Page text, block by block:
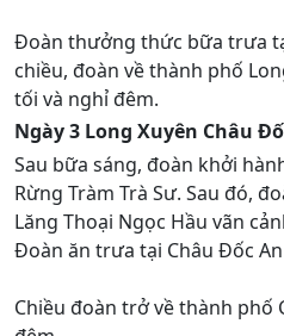
Đoàn thưởng thức bữa trưa
chiều, đoàn về thành phố
tối và nghỉ đêm.
Ngày 3 Long Xuyên Châu
Sau bữa sáng, đoàn khởi
Rừng Tràm Trà Sư. Sau đó,
Lăng Thoại Ngọc Hầu vãn
Đoàn ăn trưa tại Châu Đốc
Chiều đoàn trở về thành phố